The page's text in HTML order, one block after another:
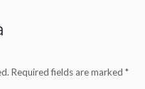
Required fields are marked *